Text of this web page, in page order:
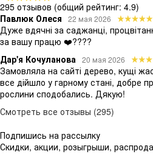
295 отзывов (общий рейтинг: 4.9)
Павлюк Олеся
22 мая 2026
Дуже вдячні за саджанці,
за вашу працю ❤️????
Дар'я Кочуланова 20 мая 2026
Замовляла на сайті дерево, кущі
все дійшло у гарному стані, добре
рослини сподобались. Дякую!
Смотреть все отзывы (295)
Подпишись на рассылку
Скидки, акции, розыгрыши,